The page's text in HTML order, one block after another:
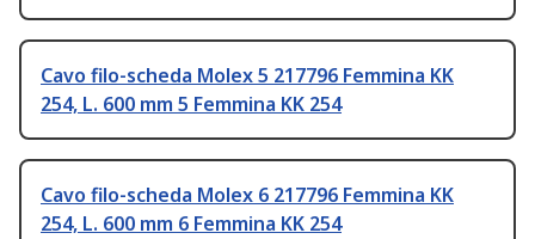
Cavo filo-scheda Molex 5 217796 Femmina KK
254, L. 600 mm 5 Femmina KK 254
Cavo filo-scheda Molex 6 217796 Femmina KK
254, L. 600 mm 6 Femmina KK 254